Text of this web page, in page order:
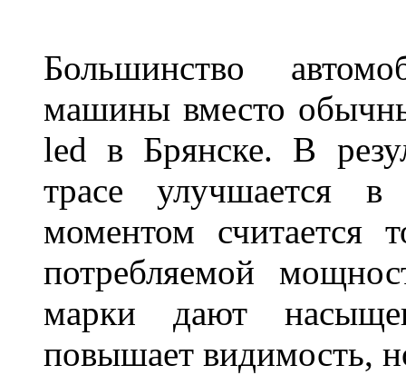
Большинство
машины вместо
led в Брянске. В
трасе улучшается
моментом считается
потребляемой
марки дают
повышает видимость,